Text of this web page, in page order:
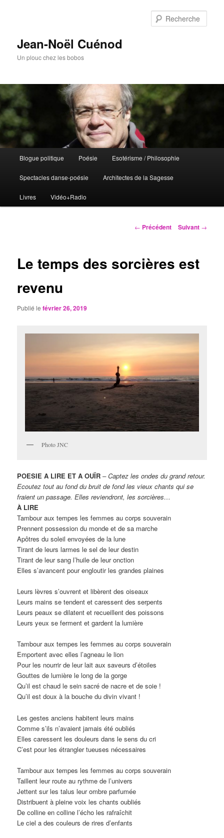
Jean-Noël Cuénod
Un plouc chez les bobos
Aller
au
contenu
Blogue politique Poésie Esotérisme / Philosophie
Spectacles danse-poésie Architectes de la Sagesse
Livres Vidéo+Radio
Navigation
← Précédent Suivant →
Le temps des sorcières est
revenu
Publié lefévrier 26, 2019
Photo JNC
POESIE A LIRE ET A OUÏR – Captez les ondes du grand retour.
Ecoutez tout au fond du bruit de fond les vieux chants qui se
fraient un passage. Elles reviendront, les sorcières…
À LIRE
Tambour aux tempes les femmes au corps souverain
Prennent possession du monde et de sa marche
Apôtres du soleil envoyées de la lune
Tirant de leurs larmes le sel de leur destin
Tirant de leur sang l’huile de leur onction
Elles s’avancent pour engloutir les grandes plaines
Leurs lèvres s’ouvrent et libèrent des oiseaux
Leurs mains se tendent et caressent des serpents
Leurs peaux se dilatent et recueillent des poissons
Leurs yeux se ferment et gardent la lumière
Tambour aux tempes les femmes au corps souverain
Emportent avec elles l’agneau le lion
Pour les nourrir de leur lait aux saveurs d’étoiles
Gouttes de lumière le long de la gorge
Qu’il est chaud le sein sacré de nacre et de soie !
Qu’il est doux à la bouche du divin vivant !
Les gestes anciens habitent leurs mains
Comme s’ils n’avaient jamais été oubliés
Elles caressent les douleurs dans le sens du cri
C’est pour les étrangler tueuses nécessaires
Tambour aux tempes les femmes au corps souverain
Taillent leur route au rythme de l’univers
Jettent sur les talus leur ombre parfumée
Distribuent à pleine voix les chants oubliés
De colline en colline l’écho les rafraîchit
Le ciel a des couleurs de rires d’enfants